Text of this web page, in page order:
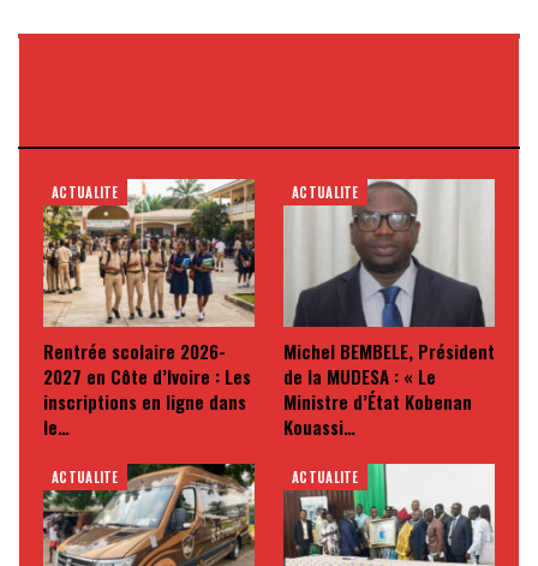
ACTUALITE
Rentrée scolaire 2026-
2027 en Côte d’Ivoire : Les
inscriptions en ligne dans
le…
ACTUALITE
Michel BEMBELE, Président
de la MUDESA : « Le
Ministre d’État Kobenan
Kouassi…
ACTUALITE ACTUALITE